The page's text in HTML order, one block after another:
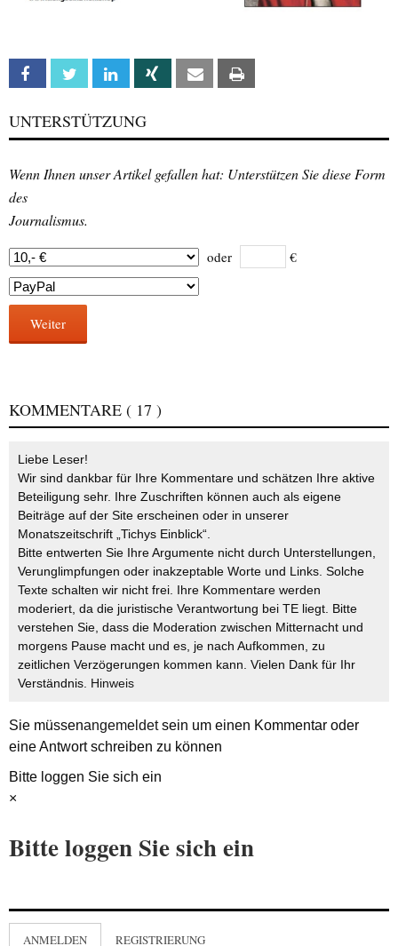
Facebook Twitter Linkedin Xing Email
UNTERSTÜTZUNG
Wenn Ihnen unser Artikel gefallen hat: Unterstützen Sie diese Form
des
Journalismus.
oder €
Weiter
KOMMENTARE ( 17 )
Liebe Leser!
Wir sind dankbar für Ihre Kommentare und schätzen Ihre aktive
Beteiligung sehr. Ihre Zuschriften können auch als eigene
Beiträge auf der Site erscheinen oder in unserer
Monatszeitschrift „Tichys Einblick“.
Bitte entwerten Sie Ihre Argumente nicht durch Unterstellungen,
Verunglimpfungen oder inakzeptable Worte und Links. Solche
Texte schalten wir nicht frei. Ihre Kommentare werden
moderiert, da die juristische Verantwortung bei TE liegt. Bitte
verstehen Sie, dass die Moderation zwischen Mitternacht und
morgens Pause macht und es, je nach Aufkommen, zu
zeitlichen Verzögerungen kommen kann. Vielen Dank für Ihr
Verständnis. Hinweis
Sie müssenangemeldetsein um einen Kommentar oder
eine Antwort schreiben zu können
Bitte loggen Sie sich ein
×
Bitte loggen Sie sich ein
ANMELDEN REGISTRIERUNG